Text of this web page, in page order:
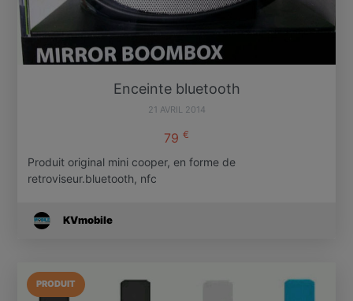
Enceinte bluetooth
21 AVRIL 2014
79 €
Produit original mini cooper, en forme de
retroviseur.bluetooth, nfc
KVmobile
PRODUIT